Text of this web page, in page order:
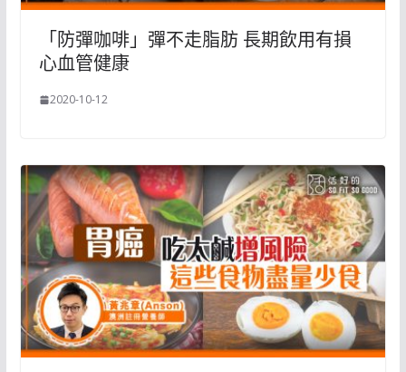
「防彈咖啡」彈不走脂肪 長期飲用有損
心血管健康
2020-10-12